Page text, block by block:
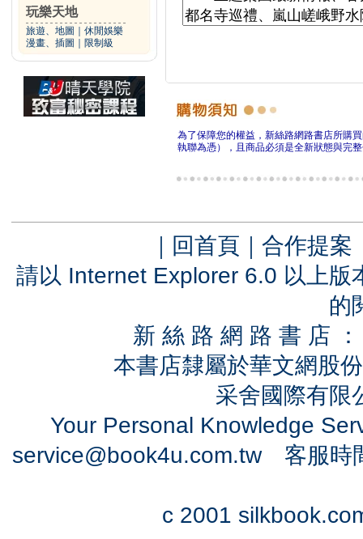
玩樂天地
旅遊、地圖
休閒娛樂
漫畫、插圖
限制級
為了保障您的權益，新絲路網路書店所購
執聯為憑），且商品必須是全新狀態與完
｜ 回首頁 ｜ 合作提案
請以 Internet Explorer 6.0 以上
的
新 絲 路 網 路 書 店
本書店隸屬於華文網股
采舍國際有
Your Personal Knowledge
service@book4u.com.tw客服時
c 2001